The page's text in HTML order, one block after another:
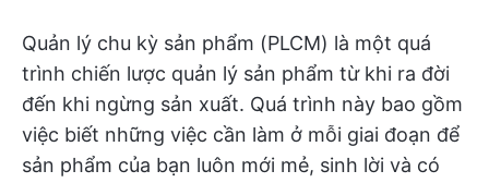
Quản lý chu kỳ sản phẩm (PLCM) là một quá
trình chiến lược quản lý sản phẩm từ khi ra đời
đến khi ngừng sản xuất. Quá trình này bao gồm
việc biết những việc cần làm ở mỗi giai đoạn để
sản phẩm của bạn luôn mới mẻ, sinh lời và có